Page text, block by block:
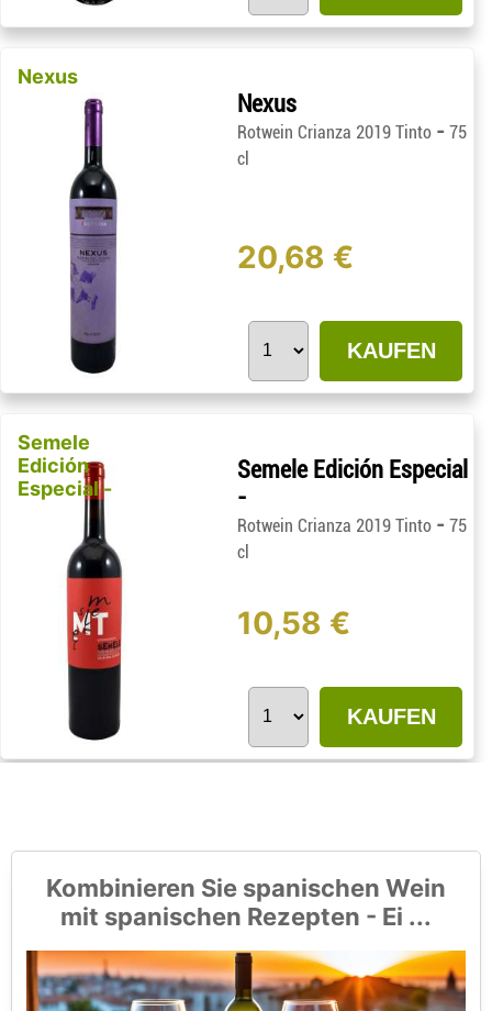
Nexus
Nexus
Rotwein Crianza 2019 Tinto -75
cl
20,68 €
KAUFEN
Semele
Edición
Especial -
Semele Edición Especial
-
Rotwein Crianza 2019 Tinto -75
cl
10,58 €
KAUFEN
Kombinieren Sie spanischen Wein
mit spanischen Rezepten - Ei ...